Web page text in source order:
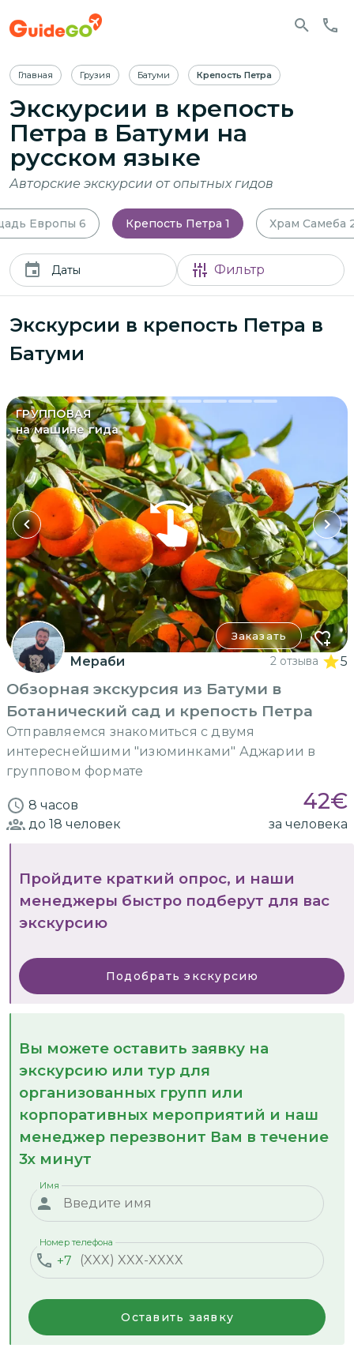
Главная Грузия Батуми Крепость Петра
Экскурсии в крепость
Петра в Батуми на
русском языке
Авторские экскурсии от опытных гидов
Европы 6 Крепость Петра 1 Храм Самеба
Даты Фильтр
Экскурсии в крепость Петра в
Батуми
ГРУППОВАЯ
на машине гида
Заказать
Мераби 2 отзыва 5
Обзорная экскурсия из Батуми в
Ботанический сад и крепость Петра
Отправляемся знакомиться с двумя
интереснейшими "изюминками" Аджарии в
групповом формате
8 часов 42€
до 18 человек за человека
Пройдите краткий опрос, и наши
менеджеры быстро подберут для вас
экскурсию
Подобрать экскурсию
Вы можете оставить заявку на
экскурсию или тур для
организованных групп или
корпоративных мероприятий и наш
менеджер перезвонит Вам в течение
3х минут
Имя
+7
Номер телефона
Оставить заявку